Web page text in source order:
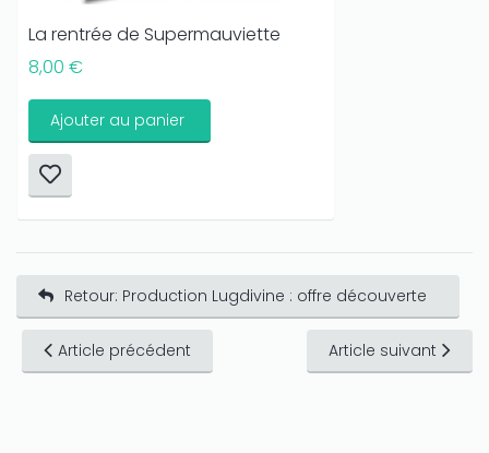
La rentrée de Supermauviette
8,00 €
Ajouter au panier
Retour: Production Lugdivine : offre découverte
Article précédent Article suivant